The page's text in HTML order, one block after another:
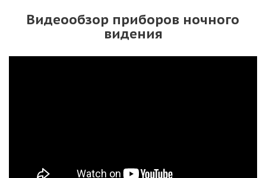
Видеообзор приборов ночного
видения